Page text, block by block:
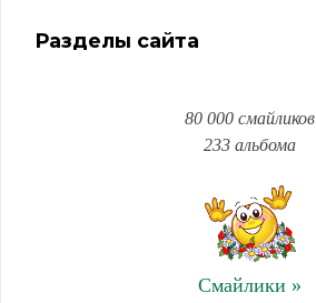
Разделы сайта
80 000 смайликов
233 альбома
Смайлики »